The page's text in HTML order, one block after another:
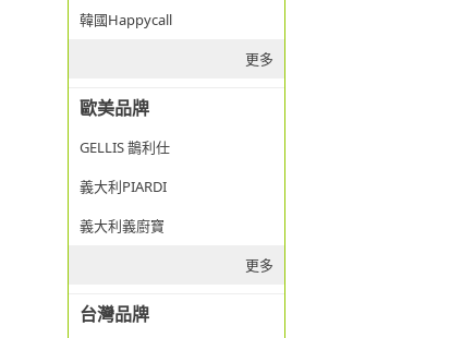
韓國Happycall
更多
歐美品牌
GELLIS 鵲利仕
義大利PIARDI
義大利義廚寶
更多
台灣品牌